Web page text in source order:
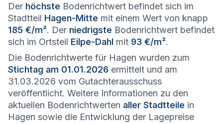
Der höchste Bodenrichtwert befindet sich im
Stadtteil Hagen-Mitte mit einem Wert von knapp
185 €/m². Der niedrigste Bodenrichtwert befindet
sich im Ortsteil Eilpe-Dahl mit 93 €/m².
Die Bodenrichtwerte für Hagen wurden zum
Stichtag am 01.01.2026 ermittelt und am
31.03.2026 vom Gutachterausschuss
veröffentlicht. Weitere Informationen zu den
aktuellen Bodenrichtwerten aller Stadtteile in
Hagen sowie die Entwicklung der Lagepreise